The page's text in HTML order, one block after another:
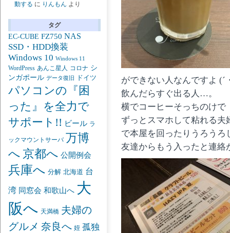
動する に りんもん より
タグ
EC-CUBE FZ750 NAS
SSD・HDD換装
Windows 10 Windows 11
WordPress あんこ星人 コロナ シ
ンガポール データ復旧 ドイツ
パソコンの『困
った』を全力で
サポート!! ビール ラ
ックマウントサーバ 万博
へ 京都へ 公開例会
兵庫へ 分解 北海道 台
湾 同窓会 和歌山へ 大
阪へ 天満橋 夫婦の
グルメ 奈良へ 姪 孤独
ができない人なんですよ (´
飲んだらすぐ出る人…。
横でコーヒーそっちのけで
ずっとスマホして粘れる
で本屋を回ったりうろうろ
友達からもう入ったと連絡